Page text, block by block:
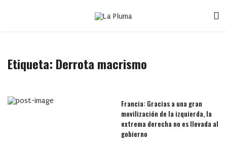
Etiqueta: Derrota macrismo
Francia: Gracias a una gran
movilización de la izquierda, la
extrema derecha no es llevada al
gobierno